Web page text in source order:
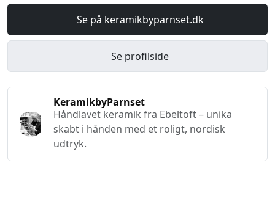
Se på keramikbyparnset.dk
Se profilside
KeramikbyParnset
Håndlavet keramik fra Ebeltoft – unika
skabt i hånden med et roligt, nordisk
udtryk.